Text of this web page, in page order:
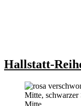
Hallstatt-